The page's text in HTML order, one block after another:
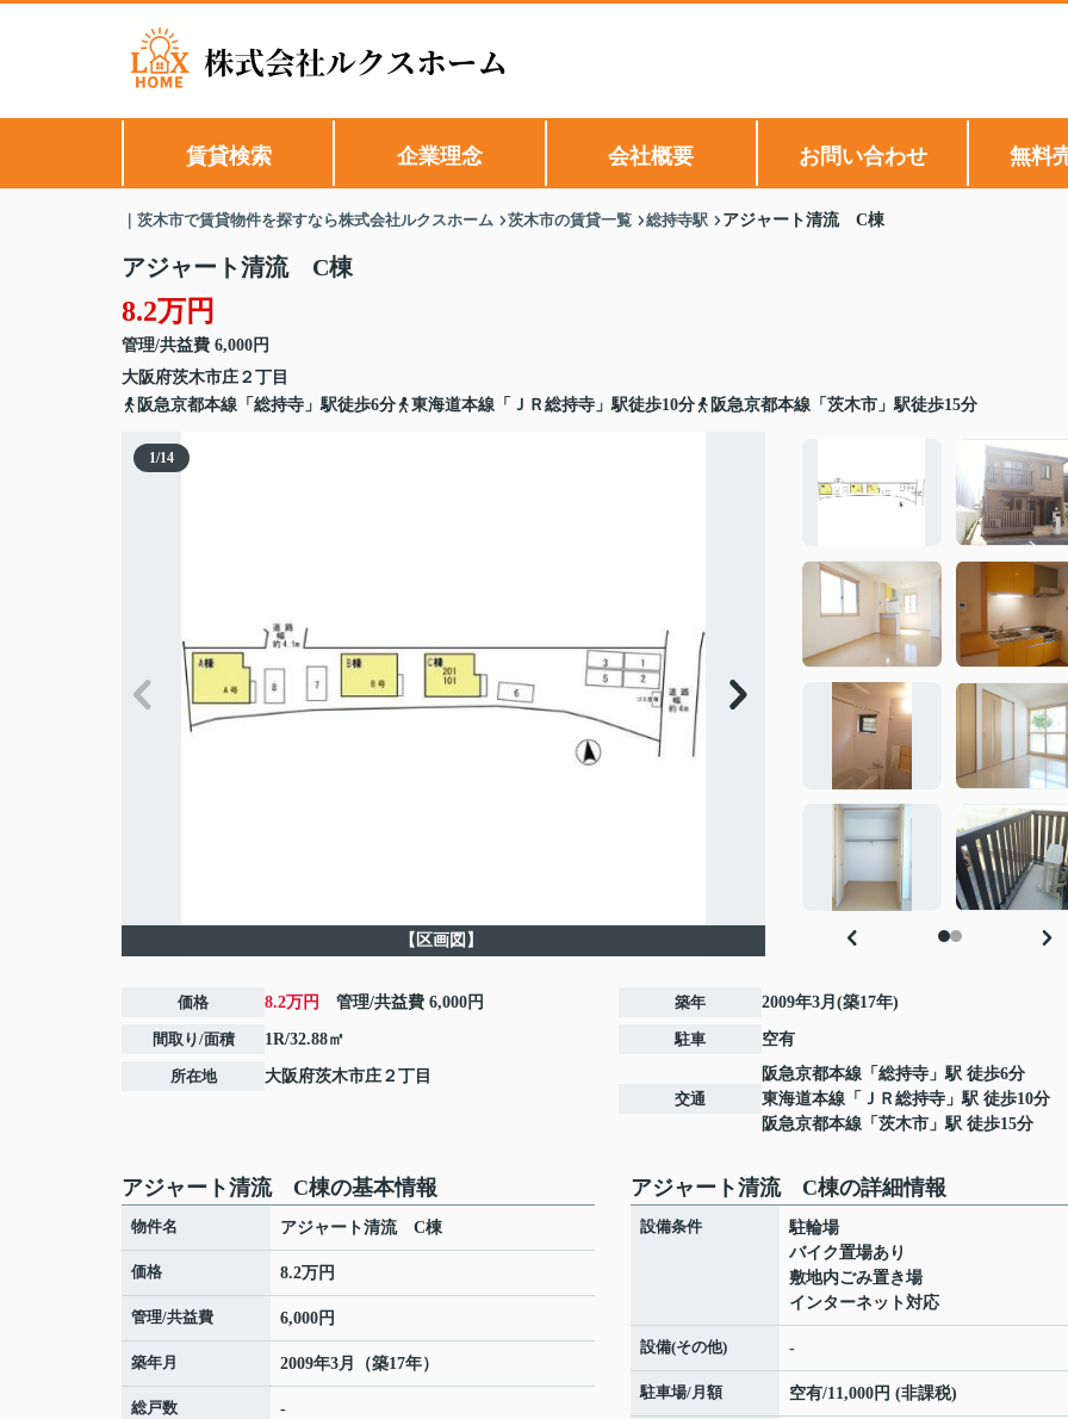
賃貸検索 企業理念 会社概要 お問い合わせ 無料
｜茨木市で賃貸物件を探すなら株式会社ルクスホーム 茨木市の賃貸一覧 総持寺駅 アジャート清流 C棟
アジャート清流 C棟
8.2万円
管理/共益費 6,000円
大阪府茨木市庄 ２丁目
阪急京都本線「総持寺」駅徒歩6分
東海道本線「ＪＲ総持寺」駅徒歩10分 阪急京都本線「茨木市」駅徒歩15分
1/14
【区画図】
価格 8.2万円 管理/共益費 6,000円
間取り/面積 1R/32.88㎡
所在地 大阪府茨木市庄 ２丁目
築年 2009年3月(築17年)
駐車 空有
交通
阪急京都本線 「 総持寺 」駅 徒歩6分
東海道本線 「 ＪＲ総持寺 」駅 徒歩10分
阪急京都本線 「 茨木市 」駅 徒歩15分
アジャート清流 C棟の基本情報
物件名 アジャート清流 C棟
価格 8.2万円
管理/共益費 6,000円
築年月 2009年3月（築17年）
総戸数 -
アジャート清流 C棟の詳細情報
設備条件
駐輪場
バイク置場あり
敷地内ごみ置き場
インターネット対応
設備(その他) -
駐車場/月額 空有/11,000円 (非課税)